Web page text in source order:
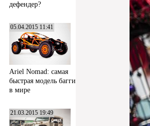
дефендер?
05.04.2015 11:41
Ariel Nomad: самая
быстрая модель багги
в мире
21.03.2015 19:49